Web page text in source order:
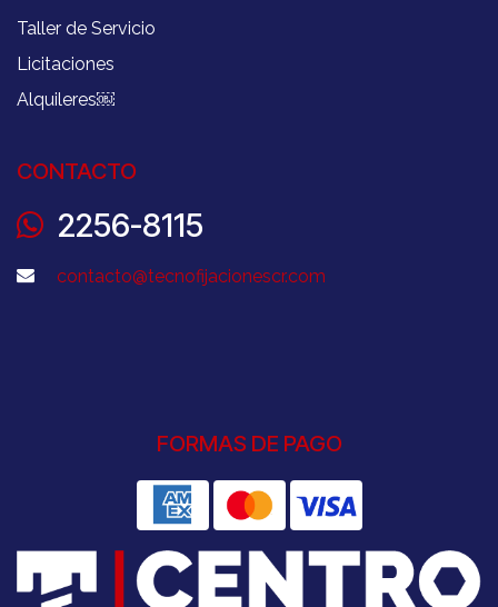
Taller de Servicio
Licitaciones
Alquileres￼
CONTACTO
2256-8115
contacto@tecnofijacionescr.com
FORMAS DE PAGO